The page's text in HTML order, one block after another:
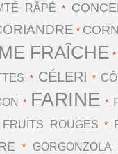
RÂPÉ *
*
FRAÎCHE *
* CÉLERI *
* FARINE *
FRUITS ROUGES *
* GORGONZOLA